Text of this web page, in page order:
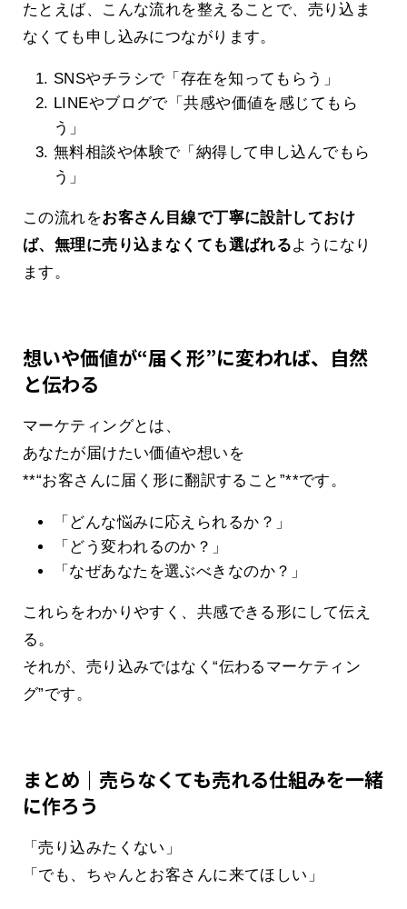
たとえば、こんな流れを整えることで、売り込ま
なくても申し込みにつながります。
SNSやチラシで「存在を知ってもらう」
LINEやブログで「共感や価値を感じてもら
う」
無料相談や体験で「納得して申し込んでもら
う」
この流れをお客さん目線で丁寧に設計しておけ
ば、無理に売り込まなくても選ばれるようになり
ます。
想いや価値が“届く形”に変われば、自然
と伝わる
マーケティングとは、
あなたが届けたい価値や想いを
**“お客さんに届く形に翻訳すること”**です。
「どんな悩みに応えられるか？」
「どう変われるのか？」
「なぜあなたを選ぶべきなのか？」
これらをわかりやすく、共感できる形にして伝え
る。
それが、売り込みではなく“伝わるマーケティン
グ”です。
まとめ｜売らなくても売れる仕組みを一緒
に作ろう
「売り込みたくない」
「でも、ちゃんとお客さんに来てほしい」